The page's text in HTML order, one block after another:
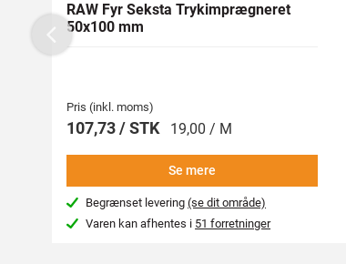
RAW Fyr Seksta Trykimprægneret
50x100 mm
Pris (inkl. moms)
107,73 / STK 19,00 / M
Se mere
Begrænset levering(se dit område)
Varen kan afhentes i 51 forretninger
Previous